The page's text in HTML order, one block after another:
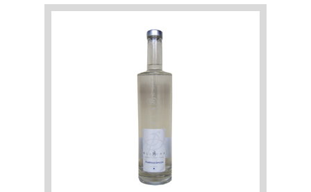
Magazine